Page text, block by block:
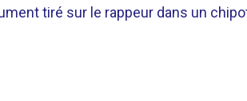
tiré sur le rappeur dans un